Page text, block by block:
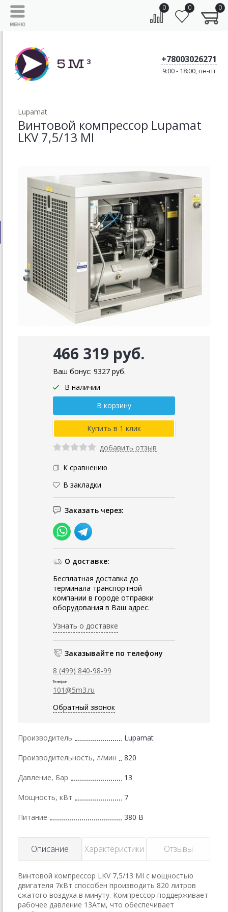
0 0 0
+78003026271
9:00 - 18:00, пн-пт
Lupamat
Винтовой компрессор Lupamat
LKV 7,5/13 MI
466 319 руб.
Ваш бонус: 9327 руб.
В наличии
добавить отзыв
К сравнению
В закладки
Заказать через:
О доставке:
Бесплатная доставка до
терминала транспортной
компании в городе отправки
оборудования в Ваш адрес.
Узнать о доставке
Заказывайте по телефону
8 (499) 840-98-99
Телефон
101@5m3.ru
Обратный звонок
Производитель Lupamat
Производительность, л/мин 820
Давление, Бар 13
Мощность, кВт 7
Питание 380 В
Описание Характеристики Отзывы
Винтовой компрессор LKV 7,5/13 MI с мощностью
двигателя 7кВт способен производить 820 литров
сжатого воздуха в минуту. Компрессор поддерживает
рабочее давление 13Атм, что обеспечивает